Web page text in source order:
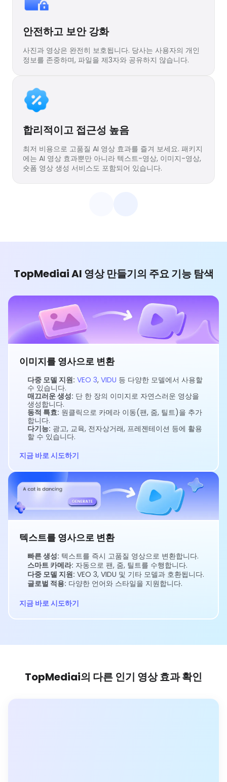
안전하고 보안 강화
사진과 영상은 완전히 보호됩니다. 당사는 사용자의 개인
정보를 존중하며, 파일을 제3자와 공유하지 않습니다.
합리적이고 접근성 높음
최저 비용으로 고품질 AI 영상 효과를 즐겨 보세요. 패키지
에는 AI 영상 효과뿐만 아니라 텍스트-영상, 이미지-영상,
숏폼 영상 생성 서비스도 포함되어 있습니다.
TopMediai AI 영상 만들기의 주요 기능 탐색
이미지를 영사으로 변환
다중 모델 지원: VEO 3, VIDU 등 다양한 모델에서 사용할
수 있습니다.
매끄러운 생성: 단 한 장의 이미지로 자연스러운 영상을
생성합니다.
동적 특효: 원클릭으로 카메라 이동(팬, 줌, 틸트)을 추가
합니다.
다기능: 광고, 교육, 전자상거래, 프레젠테이션 등에 활용
할 수 있습니다.
지금 바로 시도하기
텍스트를 영사으로 변환
빠른 생성: 텍스트를 즉시 고품질 영상으로 변환합니다.
스마트 카메라: 자동으로 팬, 줌, 틸트를 수행합니다.
다중 모델 지원: VEO 3, VIDU 및 기타 모델과 호환됩니다.
글로벌 적용: 다양한 언어와 스타일을 지원합니다.
지금 바로 시도하기
TopMediai의 다른 인기 영상 효과 확인